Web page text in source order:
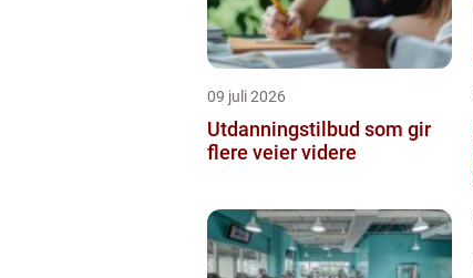
09 juli 2026
Utdanningstilbud som gir
flere veier videre